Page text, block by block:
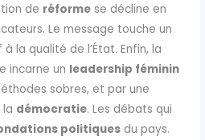
de réforme se décline en
Le message touche un
la qualité de l’État. Enfin, la
incarne un leadership féminin
sobres, et par une
démocratie. Les débats qui
politiques du pays.